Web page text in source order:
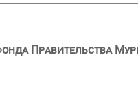
Правительства